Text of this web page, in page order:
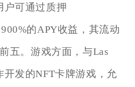
户可通过质押
的APY收益，其流动
五。游戏方面，与Las
开发的NFT卡牌游戏，允